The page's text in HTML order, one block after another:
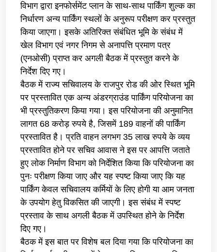
विभाग द्वारा इनफोर्समेंट प्लान के साथ-साथ पार्किंग शुल्क का
निर्धारण अन्य पार्किंग स्थलों के अनुरूप परीक्षण कर प्रस्तुत
किया जाएगा। इसके अतिरिक्त संबंधित भूमि के संबंध में
खेल विभाग एवं नगर निगम से अनापत्ति प्रमाण पत्र
(एनओसी) प्राप्त कर अगली बैठक में प्रस्तुत करने के
निर्देश दिए गए।
बैठक में राज्य सचिवालय के राजपुर रोड की ओर स्थित भूमि
पर प्रस्तावित एक अन्य अंडरग्राउंड पार्किंग परियोजना का
भी प्रस्तुतिकरण किया गया। इस परियोजना की अनुमानित
लागत 68 करोड़ रुपये है, जिसमें 189 वाहनों की पार्किंग
प्रस्तावित है। प्रति वाहन लगभग 35 लाख रुपये के व्यय
प्रस्तावित होने पर सचिव आवास ने इस पर आपत्ति जताते
हुए लोक निर्माण विभाग को निर्देशित किया कि परियोजना का
पुनः परीक्षण किया जाए और यह स्पष्ट किया जाए कि यह
पार्किंग केवल सचिवालय कर्मियों के लिए होगी या आम जनता
के उपयोग हेतु विकसित की जाएगी। इस संबंध में स्पष्ट
प्रस्ताव के साथ अगली बैठक में उपस्थित होने के निर्देश
दिए गए।
बैठक में इस बात पर विशेष बल दिया गया कि परियोजना का